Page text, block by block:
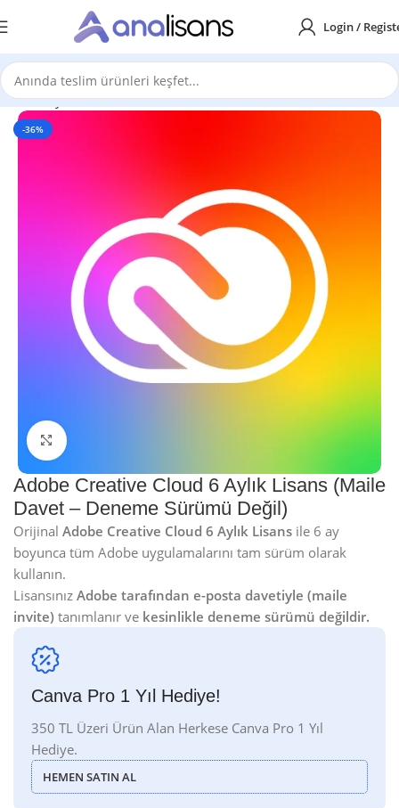
Login /
Ana Sayfa Adobe Creative Cloud
-36%
Click to enlarge
Adobe Creative Cloud 6 Aylık Lisans (Maile
Davet – Deneme Sürümü Değil)
Orijinal Adobe Creative Cloud 6 Aylık Lisans ile 6 ay
boyunca tüm Adobe uygulamalarını tam sürüm olarak
kullanın.
Lisansınız Adobe tarafından e-posta davetiyle (maile
invite) tanımlanır ve kesinlikle deneme sürümü değildir.
Canva Pro 1 Yıl Hediye!
350 TL Üzeri Ürün Alan Herkese Canva Pro 1 Yıl
Hediye.
HEMEN SATIN AL